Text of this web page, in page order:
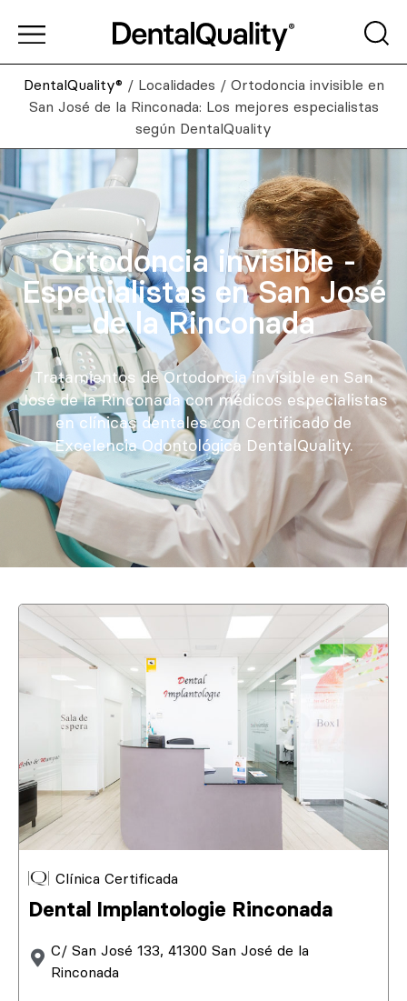
DentalQuality® / Localidades / Ortodoncia invisible en
San José de la Rinconada: Los mejores especialistas
según DentalQuality
Ortodoncia invisible -
Especialistas en San José
de la Rinconada
Tratamientos de Ortodoncia invisible en San
José de la Rinconada con médicos especialistas
en clínicas dentales con Certificado de
Excelencia Odontológica DentalQuality.
Clínica Certificada
Dental Implantologie Rinconada
C/ San José 133, 41300 San José de la
Rinconada